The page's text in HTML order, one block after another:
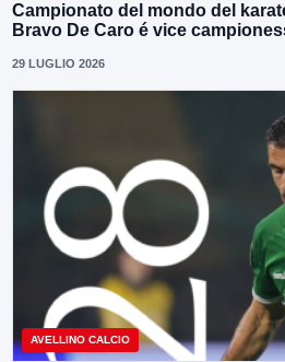
Campionato del mondo del
Bravo De Caro é vice
29 LUGLIO 2026
AVELLINO CALCIO